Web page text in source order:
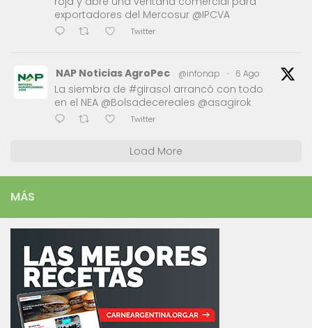
exportadores del Mercosur @IPCVA
Twitter
NAP Noticias AgroPec @infonap · 6 Ago
La siembra de #girasol arrancó con todo
en el NEA @Bolsadecereales @asagirok
Twitter
Load More
MÁS